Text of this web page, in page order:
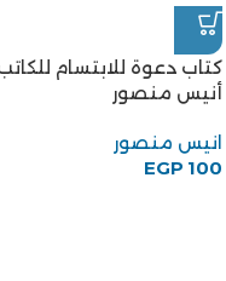
كتاب دعوة للابتسام
أنيس منصور
انيس منصور
EGP 100